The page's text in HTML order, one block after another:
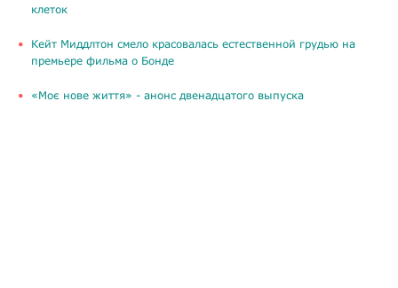
клеток
Кейт Миддлтон смело красовалась естественной грудью на
премьере фильма о Бонде
«Моє нове життя» - анонс двенадцатого выпуска